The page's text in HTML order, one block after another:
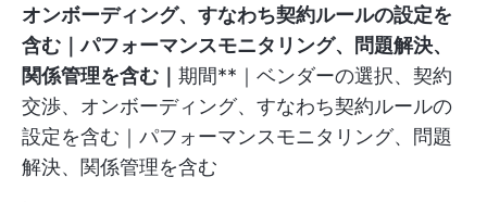
オンボーディング、すなわち契約ルールの設定を
含む｜パフォーマンスモニタリング、問題解決、
関係管理を含む｜ 期間**｜ベンダーの選択、契約
交渉、オンボーディング、すなわち契約ルールの
設定を含む｜パフォーマンスモニタリング、問題
解決、関係管理を含む